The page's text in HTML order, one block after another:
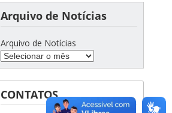
Arquivo de Notícias
Arquivo de Notícias
CONTATOS